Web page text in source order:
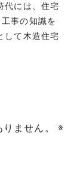
代には、住宅
事の知識を
して木造住宅
ません。
※